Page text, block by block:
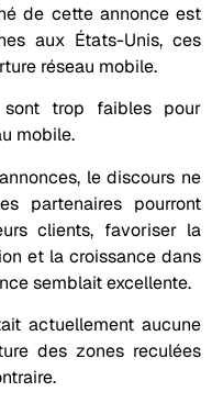
de cette annonce est
aux États-Unis, ces
réseau mobile.
trop faibles pour
mobile.
le discours ne
partenaires pourront
clients, favoriser la
et la croissance dans
semblait excellente.
actuellement aucune
des zones reculées